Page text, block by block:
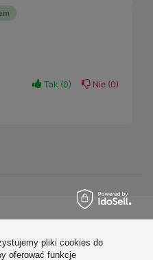
Tak 0 Nie 0
pliki cookies do
oferować funkcje